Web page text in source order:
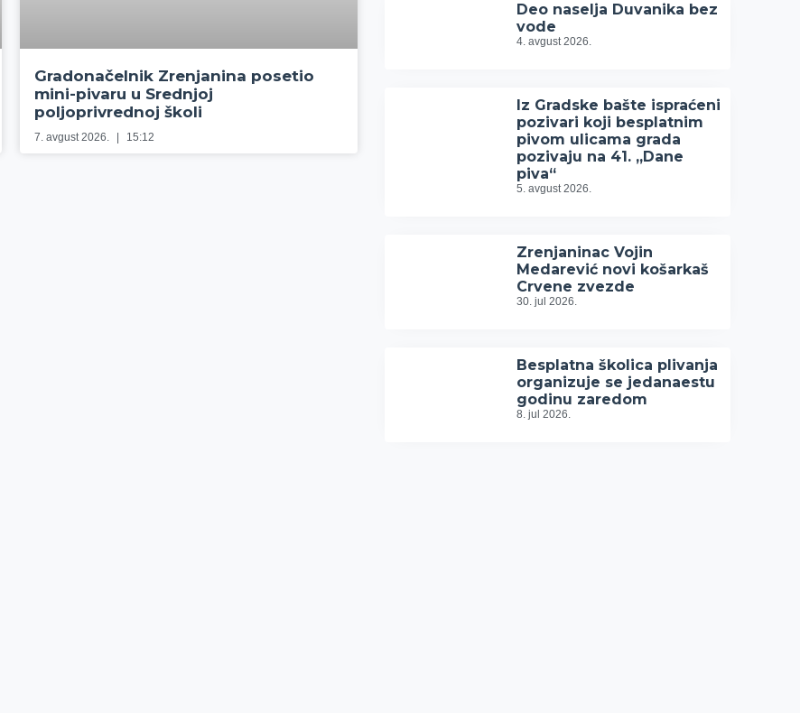
Gradonačelnik Zrenjanina posetio
mini-pivaru u Srednjoj
poljoprivrednoj školi
7. avgust 2026. 15:12
Deo naselja Duvanika bez
vode
4. avgust 2026.
Iz Gradske bašte ispraćeni
pozivari koji besplatnim
pivom ulicama grada
pozivaju na 41. „Dane
piva“
5. avgust 2026.
Zrenjaninac Vojin
Medarević novi košarkaš
Crvene zvezde
30. jul 2026.
Besplatna školica plivanja
organizuje se jedanaestu
godinu zaredom
8. jul 2026.